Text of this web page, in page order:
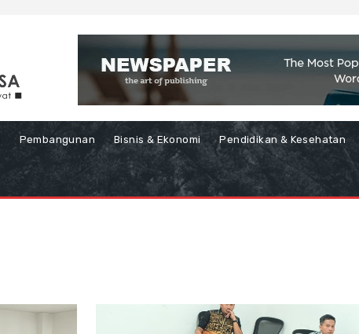
Pembangunan Bisnis & Ekonomi Pendidikan & Kesehatan